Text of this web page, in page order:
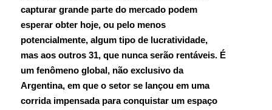
capturar grande parte do mercado podem
esperar obter hoje, ou pelo menos
potencialmente, algum tipo de lucratividade,
mas aos outros 31, que nunca serão rentáveis. É
um fenômeno global, não exclusivo da
Argentina, em que o setor se lançou em uma
corrida impensada para conquistar um espaço